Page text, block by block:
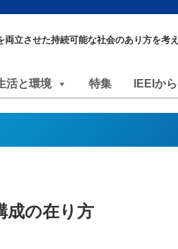
両立させた持続可能な社会のあり方を考
活と環境 特集 IEEIか
成の在り方